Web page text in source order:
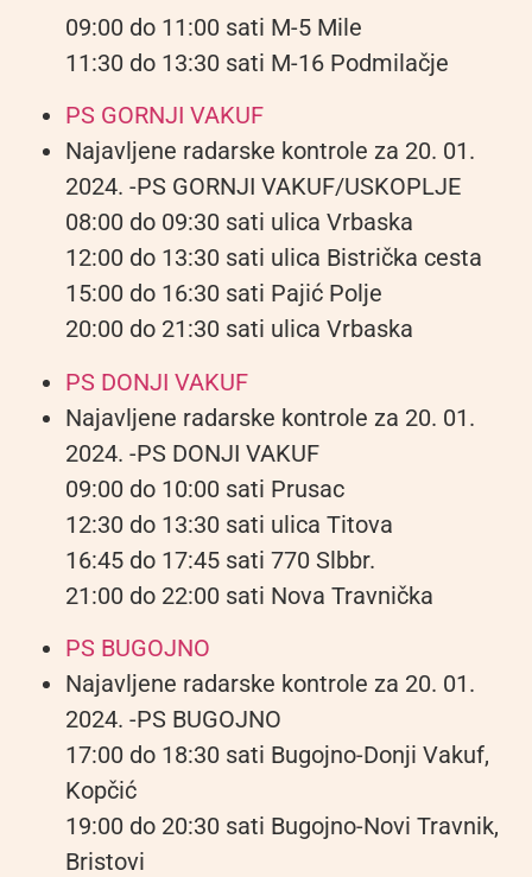
09:00 do 11:00 sati M-5 Mile
11:30 do 13:30 sati M-16 Podmilačje
PS GORNJI VAKUF
Najavljene radarske kontrole za 20. 01.
2024. -PS GORNJI VAKUF/USKOPLJE
08:00 do 09:30 sati ulica Vrbaska
12:00 do 13:30 sati ulica Bistrička cesta
15:00 do 16:30 sati Pajić Polje
20:00 do 21:30 sati ulica Vrbaska
PS DONJI VAKUF
Najavljene radarske kontrole za 20. 01.
2024. -PS DONJI VAKUF
09:00 do 10:00 sati Prusac
12:30 do 13:30 sati ulica Titova
16:45 do 17:45 sati 770 Slbbr.
21:00 do 22:00 sati Nova Travnička
PS BUGOJNO
Najavljene radarske kontrole za 20. 01.
2024. -PS BUGOJNO
17:00 do 18:30 sati Bugojno-Donji Vakuf,
Kopčić
19:00 do 20:30 sati Bugojno-Novi Travnik,
Bristovi